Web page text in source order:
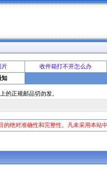
片 收件箱打不开怎么办
知
的正规邮品切勿发。
绝对准确性和完整性。凡未采用本站